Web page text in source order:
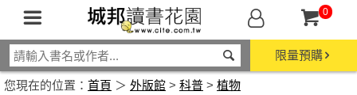
0
限量預購
您現在的位置： 首頁 ＞ 外版館 > 科普 > 植物